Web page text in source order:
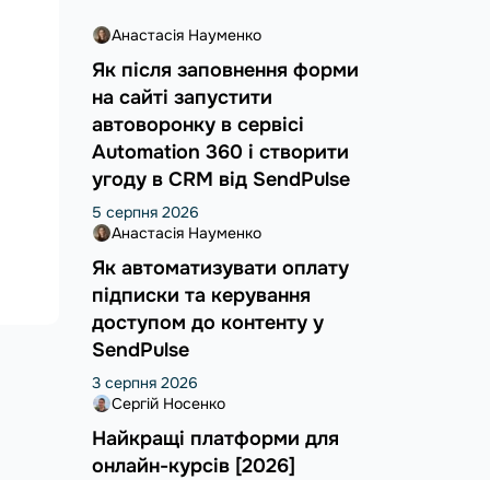
Анастасія Науменко
Як після заповнення форми
на сайті запустити
автоворонку в сервісі
Automation 360 і створити
угоду в CRM від SendPulse
5 серпня 2026
Анастасія Науменко
Як автоматизувати оплату
підписки та керування
доступом до контенту у
SendPulse
3 серпня 2026
Сергій Носенко
Найкращі платформи для
онлайн-курсів [2026]